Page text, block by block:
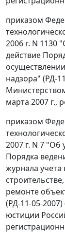
приказом
2006 г. N 1130
действие
надзора" (РД-
марта 2007 г.,
приказом
2007 г. N 7 "Об
Порядка
журнала
ремонте
(РД-11-05-
юстиции